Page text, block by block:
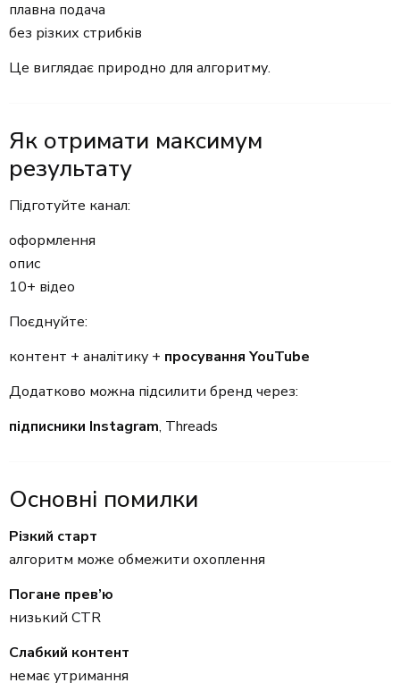
плавна подача
без різких стрибків
Це виглядає природно для алгоритму.
Як отримати максимум
результату
Підготуйте канал:
оформлення
опис
10+ відео
Поєднуйте:
контент + аналітику + просування YouTube
Додатково можна підсилити бренд через:
підписники Instagram, Threads
Основні помилки
Різкий старт
алгоритм може обмежити охоплення
Погане прев’ю
низький CTR
Слабкий контент
немає утримання